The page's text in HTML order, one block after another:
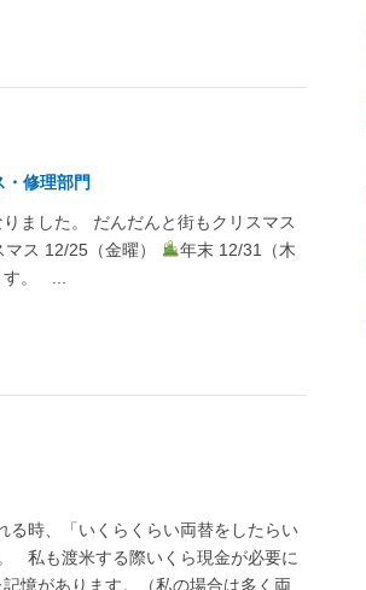
・修理部門
ました。 だんだんと街もクリスマス
マス 12/25（金曜）
年末 12/31（木
。 ...
時、「いくらくらい両替をしたらい
私も渡米する際いくら現金が必要に
憶があります。（私の場合は多く両